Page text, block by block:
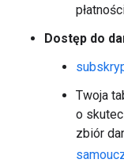
Dostęp do
Twoja
o
zbiór